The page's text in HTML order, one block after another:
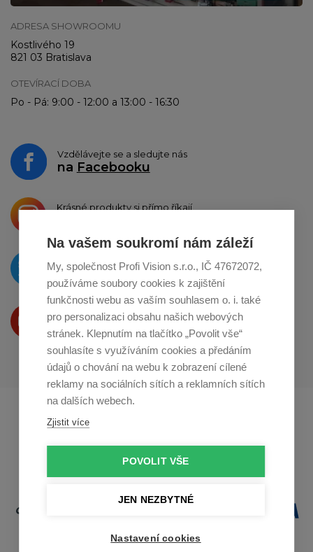
Na vašem soukromí nám záleží
My, společnost Profi Vision s.r.o., IČ 47672072,
používáme soubory cookies k zajištění
funkčnosti webu as vaším souhlasem o. i. také
pro personalizaci obsahu našich webových
stránek. Klepnutím na tlačítko „Povolit vše“
souhlasíte s využíváním cookies a předáním
údajů o chování na webu k zobrazení cílené
reklamy na sociálních sítích a reklamních sítích
na dalších webech.
Zjistit více
POVOLIT VŠE
JEN NEZBYTNÉ
Nastavení cookies
ADRESA SHOWROOMU
Kostlivého 19
821 03 Bratislava
OTEVÍRACÍ DOBA
Po - Pá: 9:00 - 12:00 a 13:00 - 16:30
Vzdělávejte se a sledujte nás
na Facebooku
Krásné produkty si přímo říkají
O novinkách píšeme
naTwitteru
Produkty Vám představujeme
na Youtube
Profikuchar.sk